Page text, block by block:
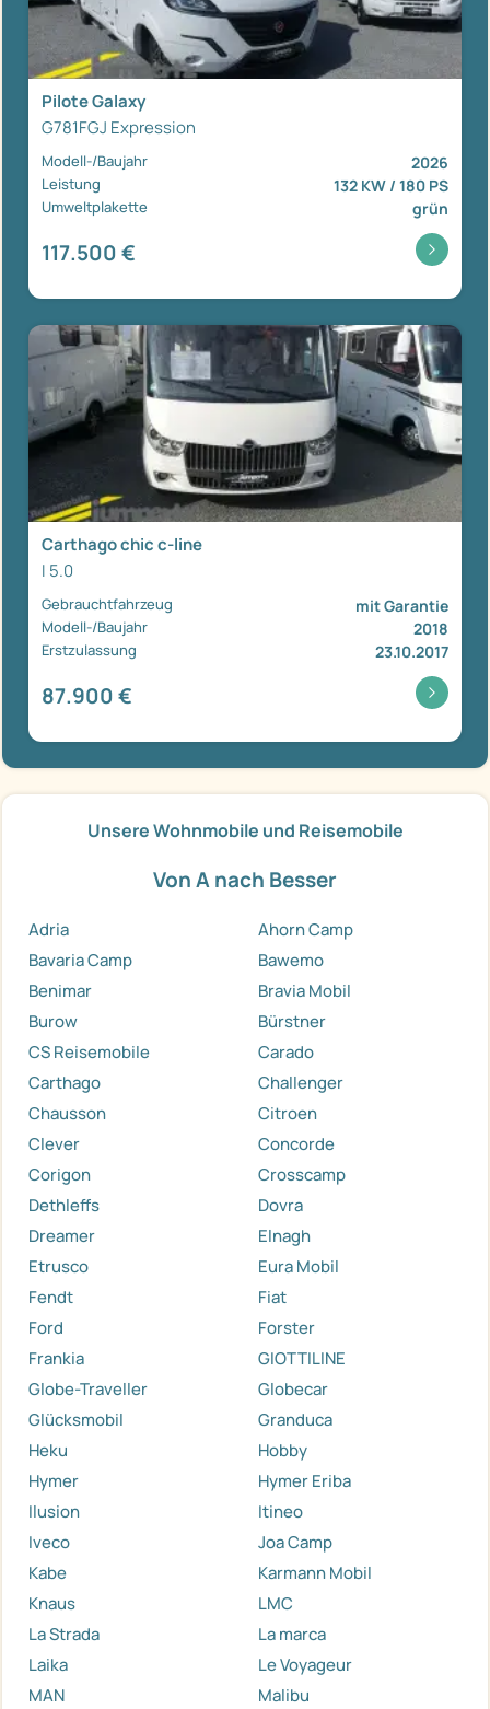
Pilote Galaxy
G781FGJ Expression
Modell-/Baujahr 2026
Leistung 132 KW / 180 PS
Umweltplakette grün
117.500 €
Carthago chic c-line
I 5.0
Gebrauchtfahrzeug mit Garantie
Modell-/Baujahr 2018
Erstzulassung 23.10.2017
87.900 €
Unsere Wohnmobile und Reisemobile
Von A nach Besser
Adria
Ahorn Camp
Bavaria Camp
Bawemo
Benimar
Bravia Mobil
Burow
Bürstner
CS Reisemobile
Carado
Carthago
Challenger
Chausson
Citroen
Clever
Concorde
Corigon
Crosscamp
Dethleffs
Dovra
Dreamer
Elnagh
Etrusco
Eura Mobil
Fendt
Fiat
Ford
Forster
Frankia
GIOTTILINE
Globe-Traveller
Globecar
Glücksmobil
Granduca
Heku
Hobby
Hymer
Hymer Eriba
Ilusion
Itineo
Iveco
Joa Camp
Kabe
Karmann Mobil
Knaus
LMC
La Strada
La marca
Laika
Le Voyageur
MAN
Malibu